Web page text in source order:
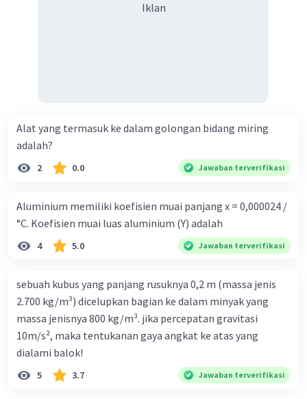
Iklan
Alat yang termasuk ke dalam golongan bidang miring
adalah?
2 0.0 Jawaban terverifikasi
Aluminium memiliki koefisien muai panjang x = 0,000024 /
°C. Koefisien muai luas aluminium (Y) adalah
4 5.0 Jawaban terverifikasi
sebuah kubus yang panjang rusuknya 0,2 m (massa jenis
2.700 kg/m³) dicelupkan bagian ke dalam minyak yang
massa jenisnya 800 kg/m³. jika percepatan gravitasi
10m/s², maka tentukanan gaya angkat ke atas yang
dialami balok!
5 3.7 Jawaban terverifikasi